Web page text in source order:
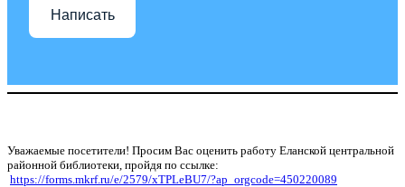
Написать
Уважаемые посетители! Просим Вас оценить работу Еланской центральной
районной библиотеки, пройдя по ссылке:
https://forms.mkrf.ru/e/2579/xTPLeBU7/?ap_orgcode=450220089